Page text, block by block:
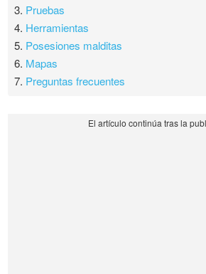
3. Pruebas
4. Herramientas
5. Posesiones malditas
6. Mapas
7. Preguntas frecuentes